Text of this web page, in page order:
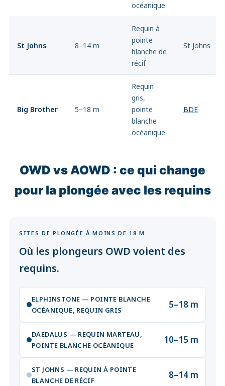
océanique
St Johns 8–14 m
Requin à
pointe
blanche de
récif
St Johns
Big Brother 5–18 m
Requin
gris,
pointe
blanche
océanique
BDE
OWD vs AOWD : ce qui change
pour la plongée avec les requins
SITES DE PLONGÉE À MOINS DE 18 M
Où les plongeurs OWD voient des
requins.
ELPHINSTONE — POINTE BLANCHE
OCÉANIQUE, REQUIN GRIS
5–18 m
DAEDALUS — REQUIN MARTEAU,
POINTE BLANCHE OCÉANIQUE
10–15 m
ST JOHNS — REQUIN À POINTE
BLANCHE DE RÉCIF
8–14 m